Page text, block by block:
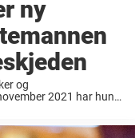
ny
og
2021 har hun